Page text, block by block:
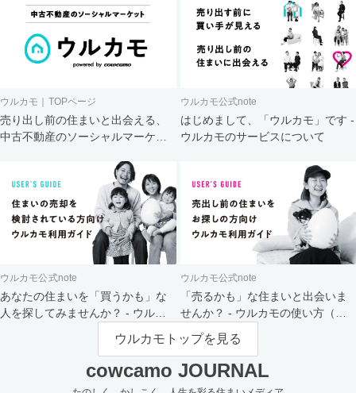
ウルカモ｜TOPページ
売り出し前の住まいと出会える、
中古不動産のソーシャルマーケッ
ウルカモ公式note
はじめまして、「ウルカモ」です -
ウルカモのサービスについて
ウルカモ公式note
あなたの住まいを「買うかも」な
人を探してみませんか？ - ウルカ
ウルカモ公式note
「売るかも」な住まいと出会いま
せんか？ - ウルカモの使い方（買
主さま向け）
ウルカモトップを見る
cowcamo JOURNAL